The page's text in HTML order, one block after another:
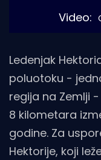
Video:
Ledenjak
poluotoku -
regija na Zemlji
8 kilometara
godine. Za
Hektorije, koji